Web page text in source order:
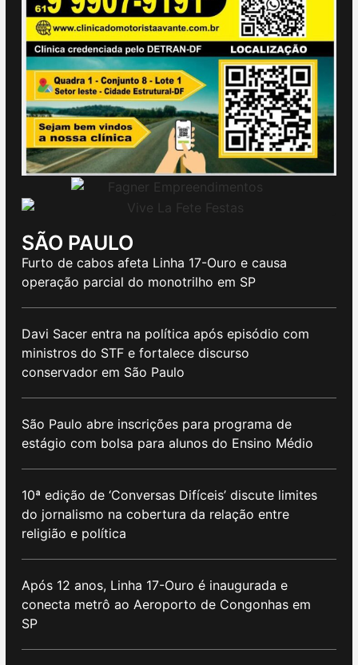
SÃO PAULO
Furto de cabos afeta Linha 17-Ouro e causa
operação parcial do monotrilho em SP
Davi Sacer entra na política após episódio com
ministros do STF e fortalece discurso
conservador em São Paulo
São Paulo abre inscrições para programa de
estágio com bolsa para alunos do Ensino Médio
10ª edição de ‘Conversas Difíceis’ discute limites
do jornalismo na cobertura da relação entre
religião e política
Após 12 anos, Linha 17-Ouro é inaugurada e
conecta metrô ao Aeroporto de Congonhas em
SP